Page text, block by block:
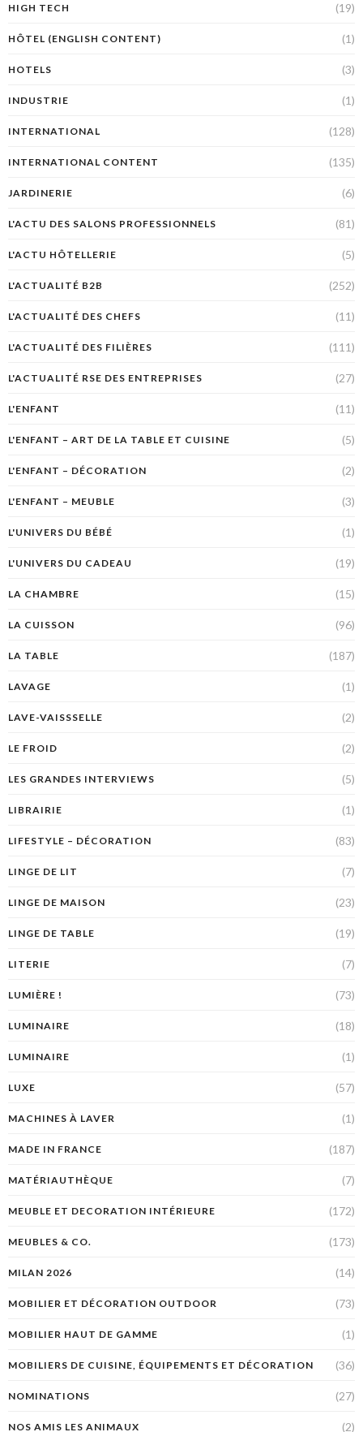
HIGH TECH (19)
HÔTEL (ENGLISH CONTENT) (1)
HOTELS (3)
INDUSTRIE (1)
INTERNATIONAL (128)
INTERNATIONAL CONTENT (135)
JARDINERIE (6)
L'ACTU DES SALONS PROFESSIONNELS (81)
L'ACTU HÔTELLERIE (5)
L'ACTUALITÉ B2B (252)
L'ACTUALITÉ DES CHEFS (11)
L'ACTUALITÉ DES FILIÈRES (111)
L'ACTUALITÉ RSE DES ENTREPRISES (27)
L'ENFANT (11)
L'ENFANT – ART DE LA TABLE ET CUISINE (5)
L'ENFANT – DÉCORATION (2)
L'ENFANT – MEUBLE (3)
L'UNIVERS DU BÉBÉ (1)
L'UNIVERS DU CADEAU (19)
LA CHAMBRE (15)
LA CUISSON (96)
LA TABLE (187)
LAVAGE (1)
LAVE-VAISSSELLE (2)
LE FROID (2)
LES GRANDES INTERVIEWS (5)
LIBRAIRIE (1)
LIFESTYLE – DÉCORATION (83)
LINGE DE LIT (7)
LINGE DE MAISON (23)
LINGE DE TABLE (19)
LITERIE (7)
LUMIÈRE ! (73)
LUMINAIRE (18)
LUMINAIRE (1)
LUXE (57)
MACHINES À LAVER (1)
MADE IN FRANCE (187)
MATÉRIAUTHÈQUE (7)
MEUBLE ET DECORATION INTÉRIEURE (172)
MEUBLES & CO. (173)
MILAN 2026 (14)
MOBILIER ET DÉCORATION OUTDOOR (73)
MOBILIER HAUT DE GAMME (1)
MOBILIERS DE CUISINE, ÉQUIPEMENTS ET DÉCORATION (36)
NOMINATIONS (27)
NOS AMIS LES ANIMAUX (2)